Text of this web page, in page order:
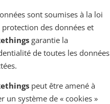
sont soumises à la loi
protection des données et
garantie la
de toutes les données
peut être amené à
un système de « cookies »